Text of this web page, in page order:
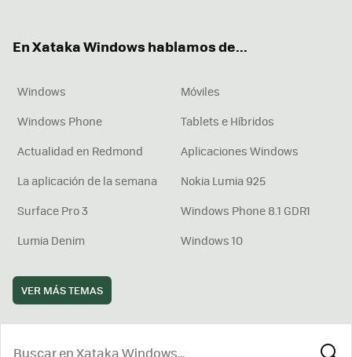
En Xataka Windows hablamos de...
Windows
Móviles
Windows Phone
Tablets e Híbridos
Actualidad en Redmond
Aplicaciones Windows
La aplicación de la semana
Nokia Lumia 925
Surface Pro 3
Windows Phone 8.1 GDR1
Lumia Denim
Windows 10
VER MÁS TEMAS